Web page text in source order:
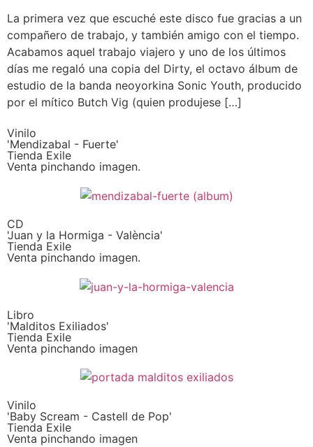
La primera vez que escuché este disco fue gracias a un
compañero de trabajo, y también amigo con el tiempo.
Acabamos aquel trabajo viajero y uno de los últimos
días me regaló una copia del Dirty, el octavo álbum de
estudio de la banda neoyorkina Sonic Youth, producido
por el mítico Butch Vig (quien produjese […]
Vinilo
'Mendizabal - Fuerte'
Tienda Exile
Venta pinchando imagen.
CD
'Juan y la Hormiga - València'
Tienda Exile
Venta pinchando imagen.
Libro
'Malditos Exiliados'
Tienda Exile
Venta pinchando imagen
Vinilo
'Baby Scream - Castell de Pop'
Tienda Exile
Venta pinchando imagen